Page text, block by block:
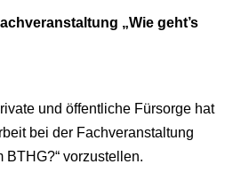
„Wie geht’s
und öffentliche Fürsorge hat
bei der Fachveranstaltung
BTHG?“ vorzustellen.